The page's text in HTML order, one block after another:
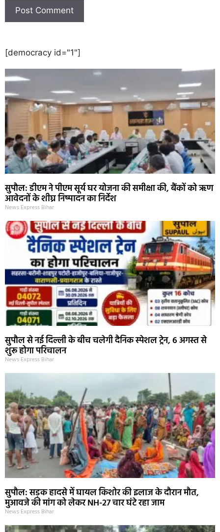
[democracy id="1"]
सुपौल: डीएम ने पीएम सूर्य घर योजना की समीक्षा की, बैंकों को ऋण
आवेदनों के शीघ्र निष्पादन का निर्देश
News Express Bihar
सुपौल से नई दिल्ली के बीच चलेगी दैनिक स्पेशल ट्रेन, 6 अगस्त से
शुरू होगा परिचालन
News Express Bihar
सुपौल: सड़क हादसे में घायल किशोर की इलाज के दौरान मौत,
मुआवजे की मांग को लेकर NH-27 चार घंटे रहा जाम
News Express Bihar